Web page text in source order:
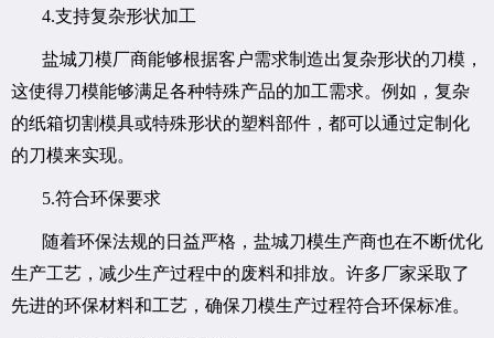
4.支持复杂形状加工
盐城刀模厂商能够根据客户需求制造出复杂形状的刀模，
这使得刀模能够满足各种特殊产品的加工需求。例如，复杂
的纸箱切割模具或特殊形状的塑料部件，都可以通过定制化
的刀模来实现。
5.符合环保要求
随着环保法规的日益严格，盐城刀模生产商也在不断优化
生产工艺，减少生产过程中的废料和排放。许多厂家采取了
先进的环保材料和工艺，确保刀模生产过程符合环保标准。